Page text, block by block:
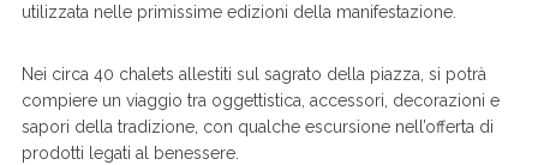
utilizzata nelle primissime edizioni della manifestazione.
Nei circa 40 chalets allestiti sul sagrato della piazza, si potrà
compiere un viaggio tra oggettistica, accessori, decorazioni e
sapori della tradizione, con qualche escursione nell’offerta di
prodotti legati al benessere.